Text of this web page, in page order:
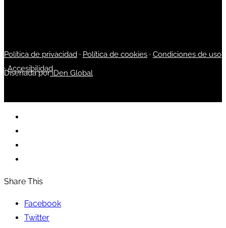
Política de privacidad · Política de cookies · Condiciones de uso
·Accesibilidad
Diseñada poriDen Global
Share This
Facebook
Twitter